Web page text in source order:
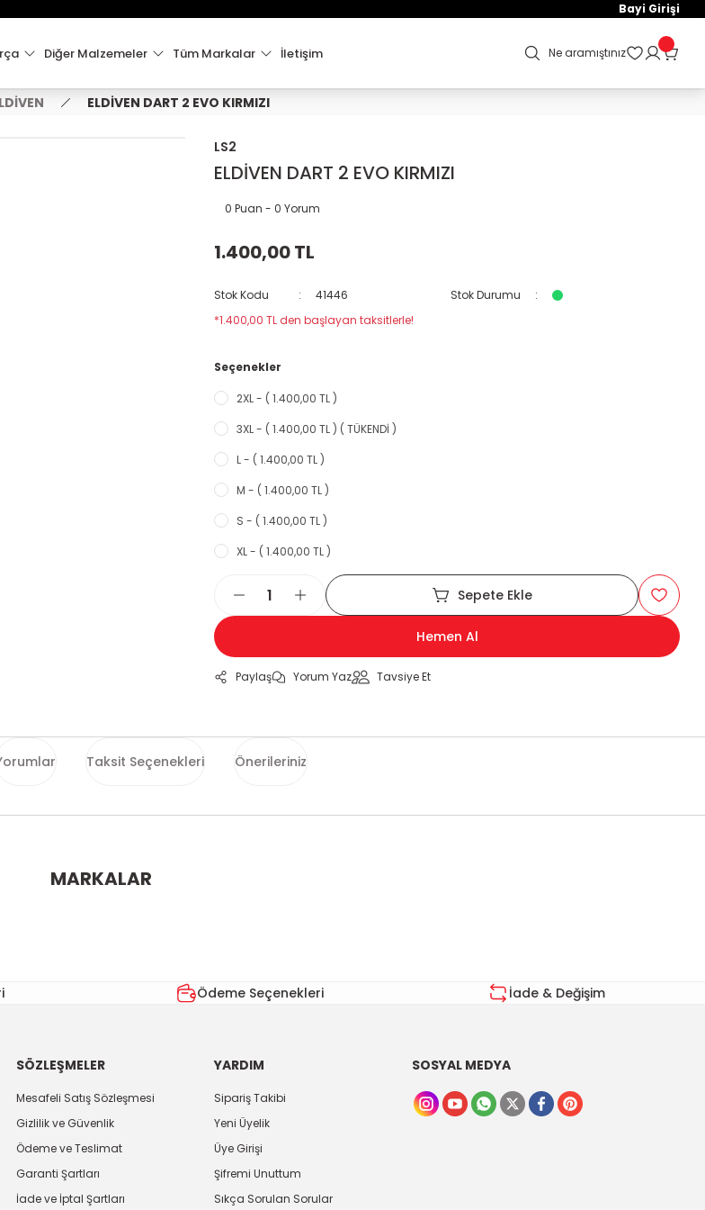
TL VE ÜZERİ KARGO ÜCRETSİZ !
Bayi Girişi
Diğer Malzemeler Tüm Markalar İletişim Ne aramıştınız
ELDİVEN DART 2 EVO KIRMIZI
LS2
ELDİVEN DART 2 EVO KIRMIZI
0 Puan - 0 Yorum
1.400,00 TL
Stok Kodu 41446
Stok Durumu
*1.400,00 TL den başlayan taksitlerle!
Seçenekler
2XL - ( 1.400,00 TL )
3XL - ( 1.400,00 TL ) ( TÜKENDİ )
L - ( 1.400,00 TL )
M - ( 1.400,00 TL )
S - ( 1.400,00 TL )
XL - ( 1.400,00 TL )
Sepete Ekle
Hemen Al
Paylaş Yorum Yaz Tavsiye Et
Taksit Seçenekleri Önerileriniz
Bu ürüne ilk yorumu siz yapın!
MARKALAR
Ödeme Seçenekleri İade & Değişim
SÖZLEŞMELER
Mesafeli Satış Sözleşmesi
Gizlilik ve Güvenlik
Ödeme ve Teslimat
Garanti Şartları
İade ve İptal Şartları
YARDIM
Sipariş Takibi
Yeni Üyelik
Üye Girişi
Şifremi Unuttum
Sıkça Sorulan Sorular
SOSYAL MEDYA